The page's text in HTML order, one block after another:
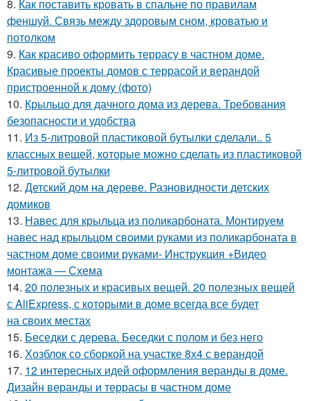
8. Как поставить кровать в спальне по правилам
феншуй. Связь между здоровым сном, кроватью и
потолком
9. Как красиво оформить террасу в частном доме.
Красивые проекты домов с террасой и верандой
пристроенной к дому (фото)
10. Крыльцо для дачного дома из дерева. Требования
безопасности и удобства
11. Из 5-литровой пластиковой бутылки сделали.. 5
классных вещей, которые можно сделать из пластиковой
5-литровой бутылки
12. Детский дом на дереве. Разновидности детских
домиков
13. Навес для крыльца из поликарбоната. Монтируем
навес над крыльцом своими руками из поликарбоната в
частном доме своими руками- Инструкция +Видео
монтажа — Схема
14. 20 полезных и красивых вещей. 20 полезных вещей
с AliExpress, с которыми в доме всегда все будет
на своих местах
15. Беседки с дерева. Беседки с полом и без него
16. Хозблок со сборкой на участке 8х4 с верандой
17. 12 интересных идей оформления веранды в доме.
Дизайн веранды и террасы в частном доме